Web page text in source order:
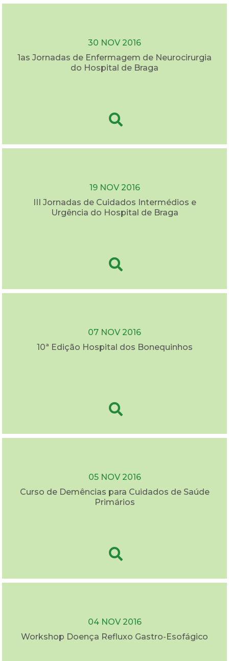
30 NOV 2016
1as Jornadas de Enfermagem de Neurocirurgia
do Hospital de Braga
19 NOV 2016
III Jornadas de Cuidados Intermédios e
Urgência do Hospital de Braga
07 NOV 2016
10ª Edição Hospital dos Bonequinhos
05 NOV 2016
Curso de Demências para Cuidados de Saúde
Primários
04 NOV 2016
Workshop Doença Refluxo Gastro-Esofágico